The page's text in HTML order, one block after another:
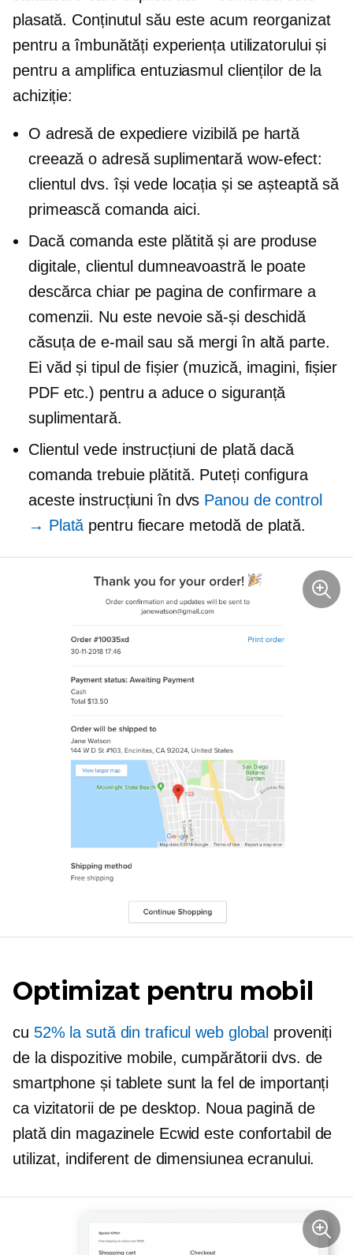
plasată. Conținutul său este acum reorganizat
pentru a îmbunătăți experiența utilizatorului și
pentru a amplifica entuziasmul clienților de la
achiziție:
O adresă de expediere vizibilă pe hartă
creează o adresă suplimentară wow-efect:
clientul dvs. își vede locația și se așteaptă să
primească comanda aici.
Dacă comanda este plătită și are produse
digitale, clientul dumneavoastră le poate
descărca chiar pe pagina de confirmare a
comenzii. Nu este nevoie să-și deschidă
căsuța de e-mail sau să mergi în altă parte.
Ei văd și tipul de fișier (muzică, imagini, fișier
PDF etc.) pentru a aduce o siguranță
suplimentară.
Clientul vede instrucțiuni de plată dacă
comanda trebuie plătită. Puteți configura
aceste instrucțiuni în dvs Panou de control
→ Plată pentru fiecare metodă de plată.
Optimizat pentru mobil
cu 52% la sută din traficul web global proveniți
de la dispozitive mobile, cumpărătorii dvs. de
smartphone și tablete sunt la fel de importanți
ca vizitatorii de pe desktop. Noua pagină de
plată din magazinele Ecwid este confortabil de
utilizat, indiferent de dimensiunea ecranului.